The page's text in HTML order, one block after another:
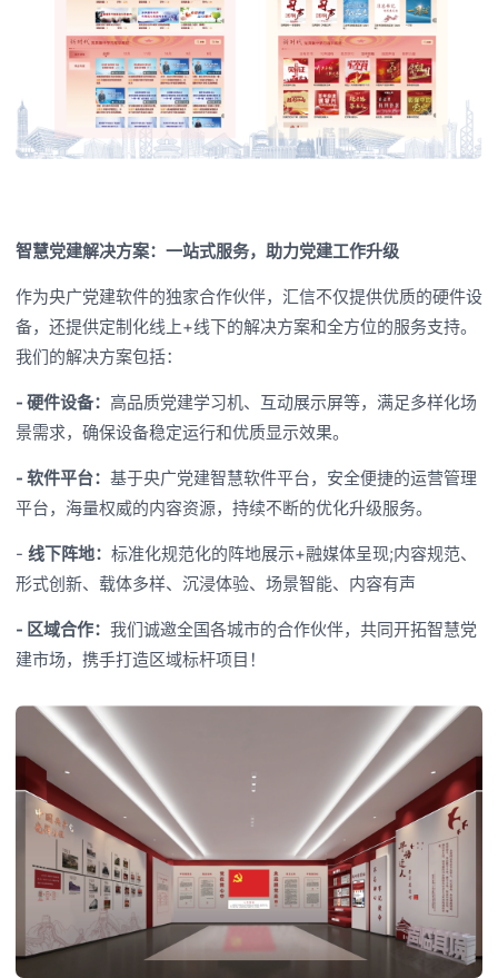
智慧党建解决方案：一站式服务，助力党建工作升级
作为央广党建软件的独家合作伙伴，汇信不仅提供优质的硬件设
备，还提供定制化线上+线下的解决方案和全方位的服务支持。
我们的解决方案包括：
- 硬件设备： 高品质党建学习机、互动展示屏等，满足多样化场
景需求，确保设备稳定运行和优质显示效果。
- 软件平台： 基于央广党建智慧软件平台，安全便捷的运营管理
平台，海量权威的内容资源，持续不断的优化升级服务。
- 线下阵地： 标准化规范化的阵地展示+融媒体呈现;内容规范、
形式创新、载体多样、沉浸体验、场景智能、内容有声
- 区域合作： 我们诚邀全国各城市的合作伙伴，共同开拓智慧党
建市场，携手打造区域标杆项目！